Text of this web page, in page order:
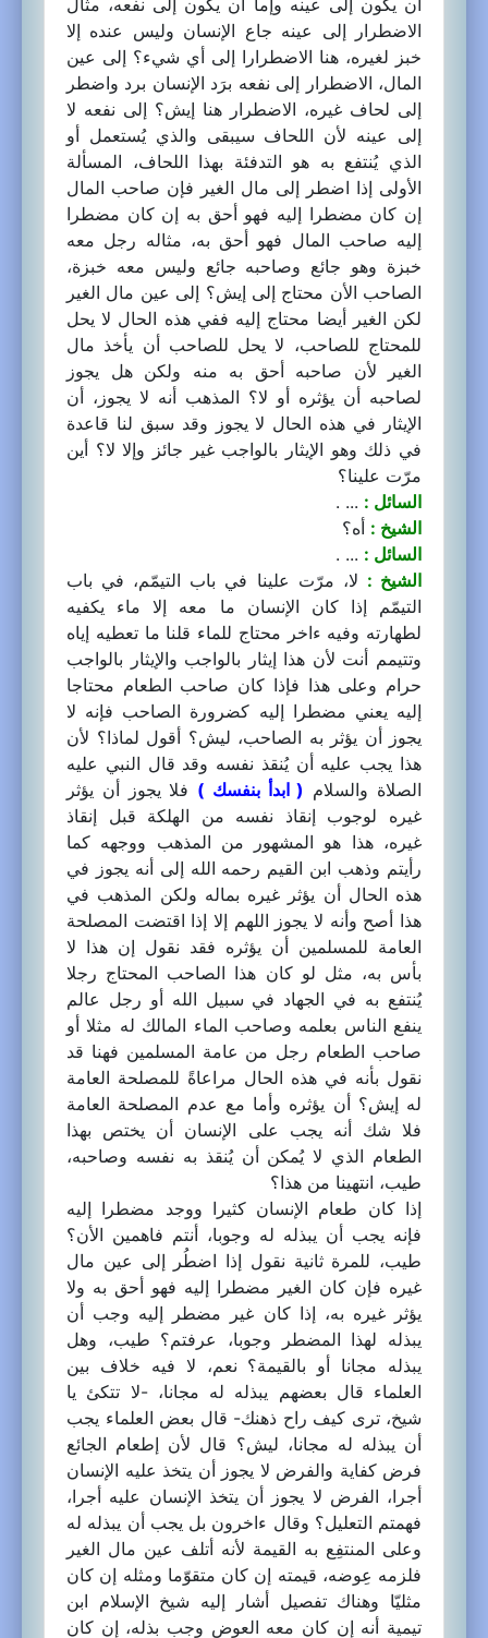
أن يكون إلى عينه وإما أن يكون إلى نفعه، مثال
الاضطرار إلى عينه جاع الإنسان وليس عنده إلا
خبز لغيره، هنا الاضطرارا إلى أي شيء؟ إلى عين
المال، الاضطرار إلى نفعه برَد الإنسان برد واضطر
إلى لحاف غيره، الاضطرار هنا إيش؟ إلى نفعه لا
إلى عينه لأن اللحاف سيبقى والذي يُستعمل أو
الذي يُنتفع به هو التدفئة بهذا اللحاف، المسألة
الأولى إذا اضطر إلى مال الغير فإن صاحب المال
إن كان مضطرا إليه فهو أحق به إن كان مضطرا
إليه صاحب المال فهو أحق به، مثاله رجل معه
خبزة وهو جائع وصاحبه جائع وليس معه خبزة،
الصاحب الأن محتاج إلى إيش؟ إلى عين مال الغير
لكن الغير أيضا محتاج إليه ففي هذه الحال لا يحل
للمحتاج للصاحب، لا يحل للصاحب أن يأخذ مال
الغير لأن صاحبه أحق به منه ولكن هل يجوز
لصاحبه أن يؤثره أو لا؟ المذهب أنه لا يجوز، أن
الإيثار في هذه الحال لا يجوز وقد سبق لنا قاعدة
في ذلك وهو الإيثار بالواجب غير جائز وإلا لا؟ أين
مرّت علينا؟
السائل : ... .
الشيخ : أه؟
السائل : ... .
الشيخ : لا، مرّت علينا في باب التيمّم، في باب
التيمّم إذا كان الإنسان ما معه إلا ماء يكفيه
لطهارته وفيه ءاخر محتاج للماء قلنا ما تعطيه إياه
وتتيمم أنت لأن هذا إيثار بالواجب والإيثار بالواجب
حرام وعلى هذا فإذا كان صاحب الطعام محتاجا
إليه يعني مضطرا إليه كضرورة الصاحب فإنه لا
يجوز أن يؤثر به الصاحب، ليش؟ أقول لماذا؟ لأن
هذا يجب عليه أن يُنقذ نفسه وقد قال النبي عليه
الصلاة والسلام ( ابدأ بنفسك ) فلا يجوز أن يؤثر
غيره لوجوب إنقاذ نفسه من الهلكة قبل إنقاذ
غيره، هذا هو المشهور من المذهب ووجهه كما
رأيتم وذهب ابن القيم رحمه الله إلى أنه يجوز في
هذه الحال أن يؤثر غيره بماله ولكن المذهب في
هذا أصح وأنه لا يجوز اللهم إلا إذا اقتضت المصلحة
العامة للمسلمين أن يؤثره فقد نقول إن هذا لا
بأس به، مثل لو كان هذا الصاحب المحتاج رجلا
يُنتفع به في الجهاد في سبيل الله أو رجل عالم
ينفع الناس بعلمه وصاحب الماء المالك له مثلا أو
صاحب الطعام رجل من عامة المسلمين فهنا قد
نقول بأنه في هذه الحال مراعاةً للمصلحة العامة
له إيش؟ أن يؤثره وأما مع عدم المصلحة العامة
فلا شك أنه يجب على الإنسان أن يختص بهذا
الطعام الذي لا يُمكن أن يُنقذ به نفسه وصاحبه،
طيب، انتهينا من هذا؟
إذا كان طعام الإنسان كثيرا ووجد مضطرا إليه
فإنه يجب أن يبذله له وجوبا، أنتم فاهمين الأن؟
طيب، للمرة ثانية نقول إذا اضطُر إلى عين مال
غيره فإن كان الغير مضطرا إليه فهو أحق به ولا
يؤثر غيره به، إذا كان غير مضطر إليه وجب أن
يبذله لهذا المضطر وجوبا، عرفتم؟ طيب، وهل
يبذله مجانا أو بالقيمة؟ نعم، لا فيه خلاف بين
العلماء قال بعضهم يبذله له مجانا، -لا تتكئ يا
شيخ، ترى كيف راح ذهنك- قال بعض العلماء يجب
أن يبذله له مجانا، ليش؟ قال لأن إطعام الجائع
فرض كفاية والفرض لا يجوز أن يتخذ عليه الإنسان
أجرا، الفرض لا يجوز أن يتخذ الإنسان عليه أجرا،
فهمتم التعليل؟ وقال ءاخرون بل يجب أن يبذله له
وعلى المنتفِع به القيمة لأنه أتلف عين مال الغير
فلزمه عِوضه، قيمته إن كان متقوّما ومثله إن كان
مثليّا وهناك تفصيل أشار إليه شيخ الإسلام ابن
تيمية أنه إن كان معه العوض وجب بذله، إن كان